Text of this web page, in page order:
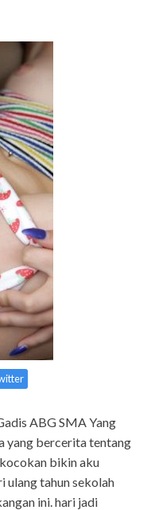
ABG SMA Yang
yang bercerita tentang
bikin aku
ulang tahun sekolah
ini. hari jadi